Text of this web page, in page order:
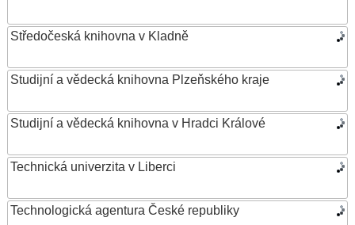
Středočeská knihovna v Kladně
Studijní a vědecká knihovna Plzeňského kraje
Studijní a vědecká knihovna v Hradci Králové
Technická univerzita v Liberci
Technologická agentura České republiky